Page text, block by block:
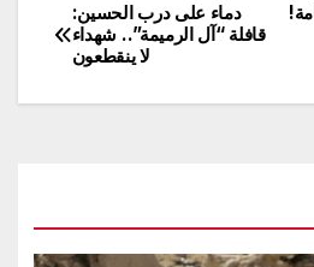
دماء على درب الحسين:
قافلة “آل الرميمة”.. شهداء
لا ينقطعون